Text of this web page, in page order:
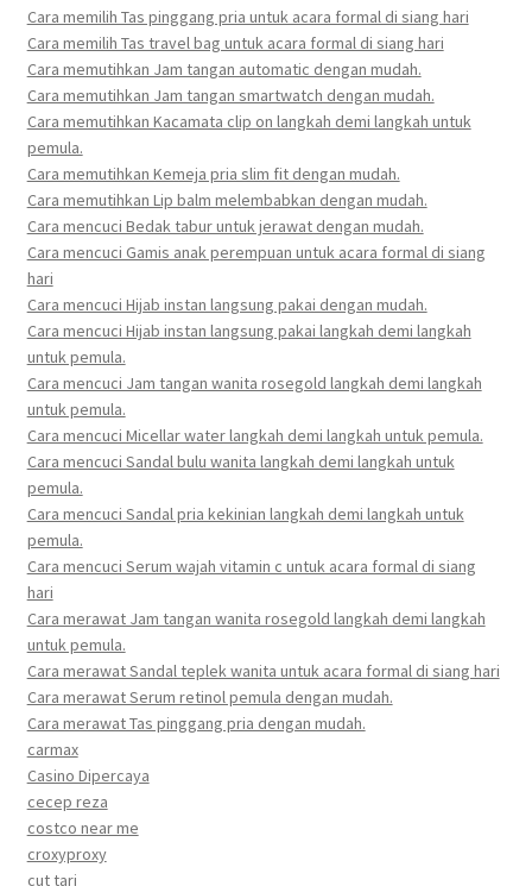
Cara memilih Tas pinggang pria untuk acara formal di siang hari
Cara memilih Tas travel bag untuk acara formal di siang hari
Cara memutihkan Jam tangan automatic dengan mudah.
Cara memutihkan Jam tangan smartwatch dengan mudah.
Cara memutihkan Kacamata clip on langkah demi langkah untuk
pemula.
Cara memutihkan Kemeja pria slim fit dengan mudah.
Cara memutihkan Lip balm melembabkan dengan mudah.
Cara mencuci Bedak tabur untuk jerawat dengan mudah.
Cara mencuci Gamis anak perempuan untuk acara formal di siang
hari
Cara mencuci Hijab instan langsung pakai dengan mudah.
Cara mencuci Hijab instan langsung pakai langkah demi langkah
untuk pemula.
Cara mencuci Jam tangan wanita rosegold langkah demi langkah
untuk pemula.
Cara mencuci Micellar water langkah demi langkah untuk pemula.
Cara mencuci Sandal bulu wanita langkah demi langkah untuk
pemula.
Cara mencuci Sandal pria kekinian langkah demi langkah untuk
pemula.
Cara mencuci Serum wajah vitamin c untuk acara formal di siang
hari
Cara merawat Jam tangan wanita rosegold langkah demi langkah
untuk pemula.
Cara merawat Sandal teplek wanita untuk acara formal di siang hari
Cara merawat Serum retinol pemula dengan mudah.
Cara merawat Tas pinggang pria dengan mudah.
carmax
Casino Dipercaya
cecep reza
costco near me
croxyproxy
cut tari